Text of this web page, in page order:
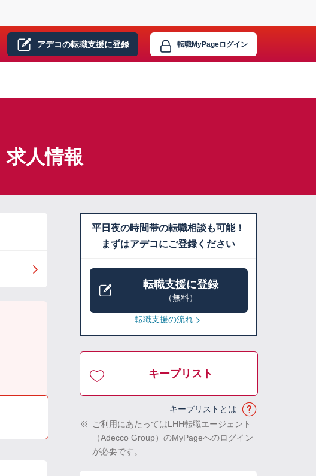
アデコの転職支援に登録 転職MyPageログイン
求人情報
平日夜の時間帯の転職相談も可能！
まずはアデコにご登録ください
転職支援に登録
（無料）
転職支援の流れ
キープリスト
キープリストとは
※
ご利用にあたってはLHH転職エージェント
（Adecco Group）のMyPageへのログイン
が必要です。